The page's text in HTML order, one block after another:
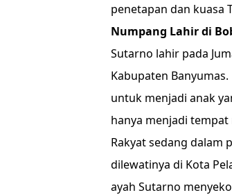
penetapan dan kuasa
Numpang Lahir di
Sutarno lahir pada
Kabupaten
untuk menjadi anak
hanya menjadi tempat
Rakyat sedang dalam
dilewatinya di Kota
ayah Sutarno